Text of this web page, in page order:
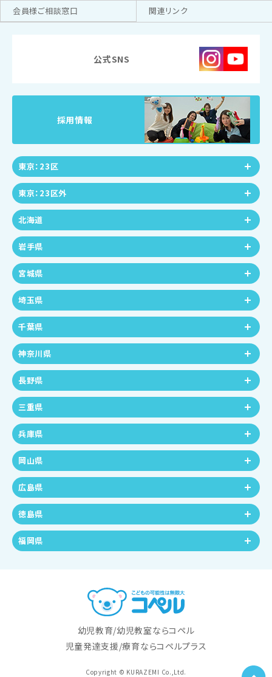
会員様ご相談窓口
関連リンク
公式SNS
採用情報
東京：23区
東京：23区外
北海道
岩手県
宮城県
埼玉県
千葉県
神奈川県
長野県
三重県
兵庫県
岡山県
広島県
徳島県
福岡県
幼児教育/幼児教室ならコペル
児童発達支援/療育ならコペルプラス
Copyright © KURAZEMI Co.,Ltd.